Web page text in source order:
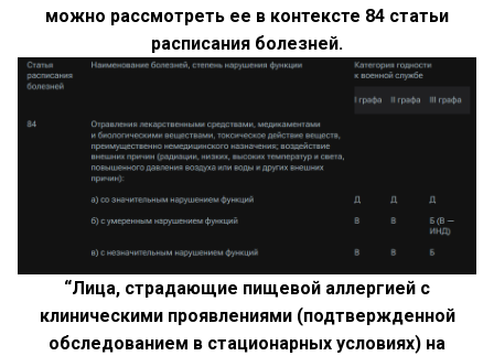
можно рассмотреть ее в контексте 84 статьи
расписания болезней.
“Лица, страдающие пищевой аллергией с
клиническими проявлениями (подтвержденной
обследованием в стационарных условиях) на